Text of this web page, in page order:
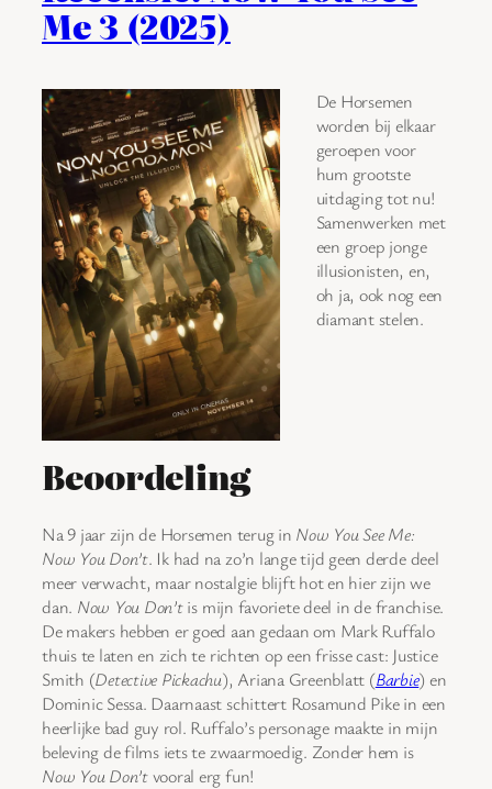
Me 3 (2025)
De Horsemen
worden bij elkaar
geroepen voor
hum grootste
uitdaging tot nu!
Samenwerken met
een groep jonge
illusionisten, en,
oh ja, ook nog een
diamant stelen.
Beoordeling
Na 9 jaar zijn de Horsemen terug in Now You See Me:
Now You Don’t. Ik had na zo’n lange tijd geen derde deel
meer verwacht, maar nostalgie blijft hot en hier zijn we
dan. Now You Don’tis mijn favoriete deel in de franchise.
De makers hebben er goed aan gedaan om Mark Ruffalo
thuis te laten en zich te richten op een frisse cast: Justice
Smith (Detective Pickachu), Ariana Greenblatt (Barbie) en
Dominic Sessa. Daarnaast schittert Rosamund Pike in een
heerlijke bad guy rol. Ruffalo’s personage maakte in mijn
beleving de films iets te zwaarmoedig. Zonder hem is
Now You Don’tvooral erg fun!